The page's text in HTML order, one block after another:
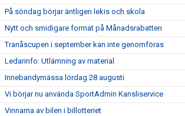
På söndag börjar äntligen lekis och skola
Nytt och smidigare format på Månadsrabatten
Tranåscupen i september kan inte genomföras
Ledarinfo: Utlämning av material
Innebandymässa lördag 28 augusti
Vi börjar nu använda SportAdmin Kansliservice
Vinnarna av bilen i billotteriet